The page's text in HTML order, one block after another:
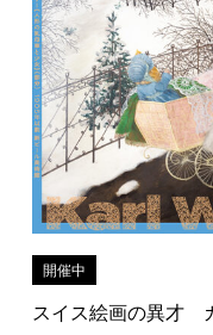
開催中
スイス絵画の異才